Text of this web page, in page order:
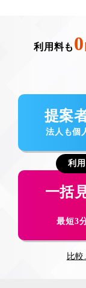
利用料も 0
提案
法人も個
利
一括
最短3
比